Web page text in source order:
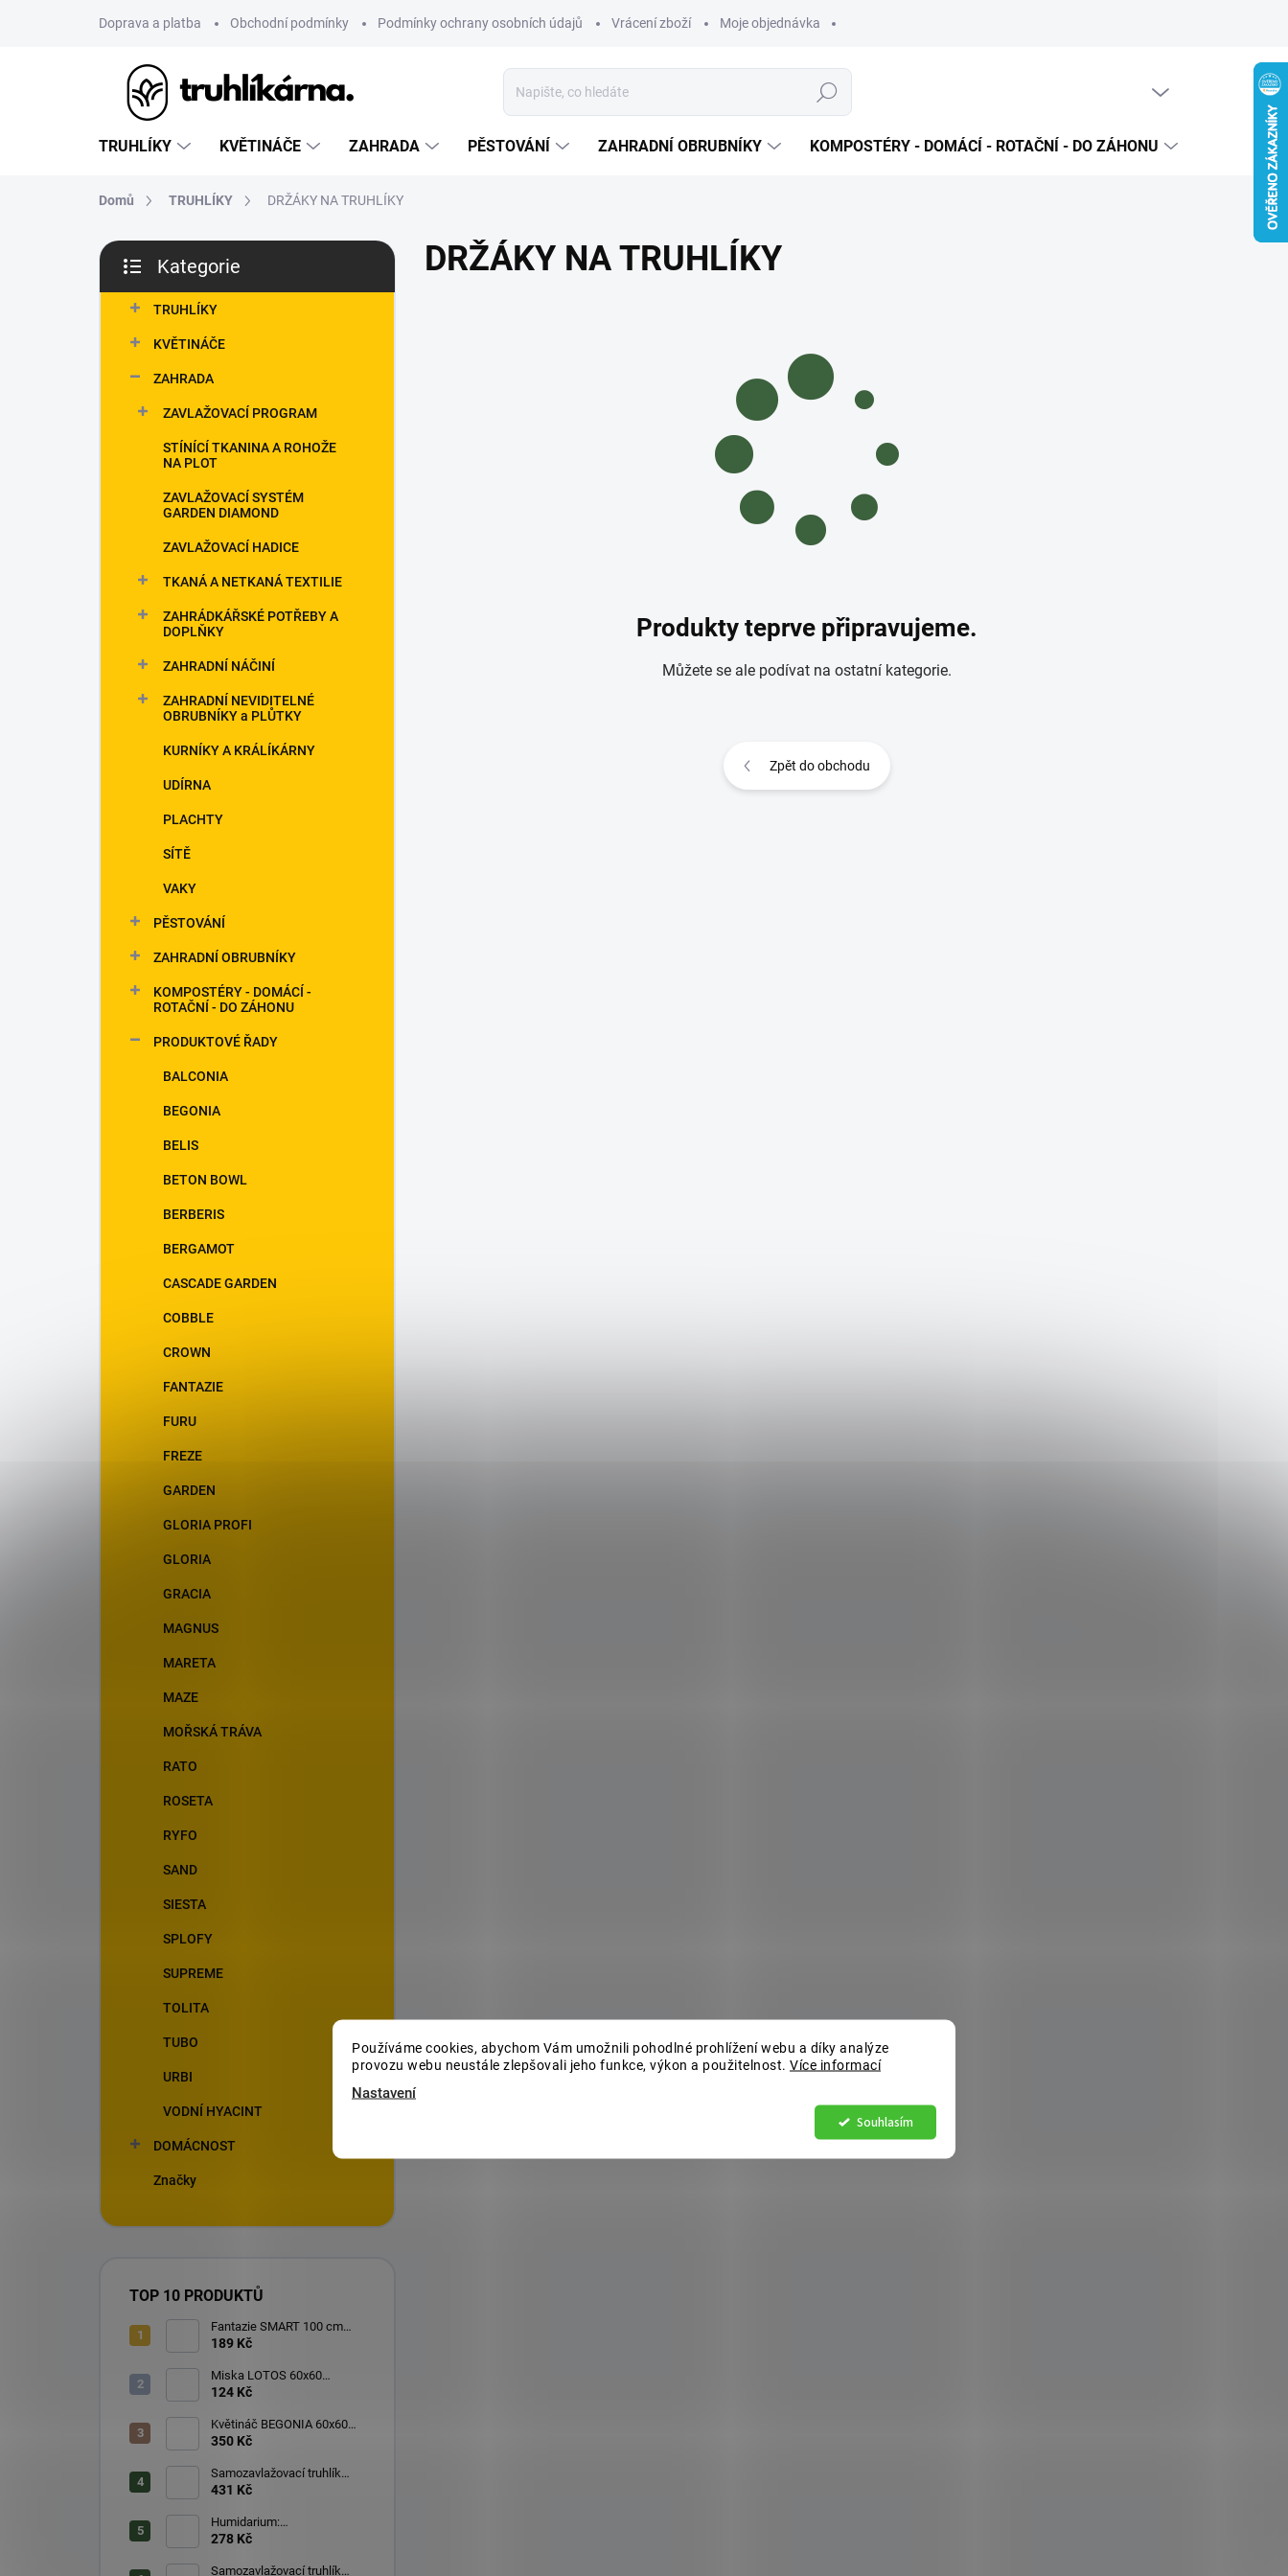
Používáme cookies, abychom Vám umožnili pohodlné prohlížení webu a díky analýze
provozu webu neustále zlepšovali jeho funkce, výkon a použitelnost. Více informací
Nastavení
Souhlasím
Doprava a platba Obchodní podmínky Podmínky ochrany osobních údajů Vrácení zboží Moje objednávka
Hledat
TRUHLÍKY KVĚTINÁČE ZAHRADA PĚSTOVÁNÍ ZAHRADNÍ OBRUBNÍKY KOMPOSTÉRY - DOMÁCÍ - ROTAČNÍ - DO ZÁHONU
Domů TRUHLÍKY DRŽÁKY NA TRUHLÍKY
P
s
kategorie
Kategorie
TRUHLÍKY
KVĚTINÁČE
ZAHRADA
ZAVLAŽOVACÍ PROGRAM
STÍNÍCÍ TKANINA A ROHOŽE
NA PLOT
ZAVLAŽOVACÍ SYSTÉM
GARDEN DIAMOND
ZAVLAŽOVACÍ HADICE
TKANÁ A NETKANÁ TEXTILIE
ZAHRÁDKÁŘSKÉ POTŘEBY A
DOPLŇKY
ZAHRADNÍ NÁČINÍ
ZAHRADNÍ NEVIDITELNÉ
OBRUBNÍKY a PLŮTKY
KURNÍKY A KRÁLÍKÁRNY
UDÍRNA
PLACHTY
SÍTĚ
VAKY
PĚSTOVÁNÍ
ZAHRADNÍ OBRUBNÍKY
KOMPOSTÉRY - DOMÁCÍ -
ROTAČNÍ - DO ZÁHONU
PRODUKTOVÉ ŘADY
BALCONIA
BEGONIA
BELIS
BETON BOWL
BERBERIS
BERGAMOT
CASCADE GARDEN
COBBLE
CROWN
FANTAZIE
FURU
FREZE
GARDEN
GLORIA PROFI
GLORIA
GRACIA
MAGNUS
MARETA
MAZE
MOŘSKÁ TRÁVA
RATO
ROSETA
RYFO
SAND
SIESTA
SPLOFY
SUPREME
TOLITA
TUBO
URBI
VODNÍ HYACINT
DOMÁCNOST
Značky
TOP 10 PRODUKTŮ
Fantazie SMART 100 cm
terakota
189 Kč
Miska LOTOS 60x60
čokoláda
124 Kč
Květináč BEGONIA 60x60
čokoláda
350 Kč
Samozavlažovací truhlík
PLASTIA BERBERIS 60 cm
431 Kč
Humidarium:
samozavlažovací květináč
Taupe
278 Kč
Samozavlažovací truhlík
DRŽÁKY NA TRUHLÍKY
Produkty teprve připravujeme.
Můžete se ale podívat na ostatní kategorie.
Zpět do obchodu